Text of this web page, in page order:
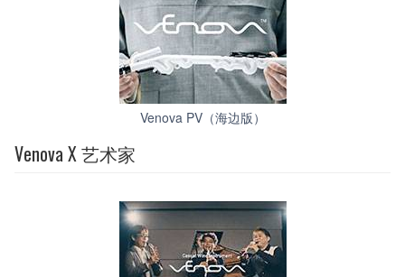
Venova PV（海边版）
Venova X 艺术家